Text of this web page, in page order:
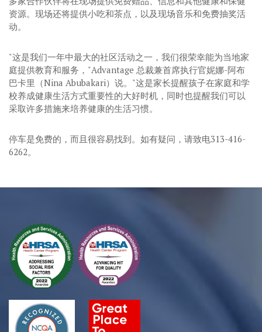
资源。现场还将提供小吃和茶点，以及现场音乐和免费抽奖活
动。
"这是我们一年中最大的社区活动之一，我们很荣幸能为当地家
庭提供教育和服务，"Advantage 总裁兼首席执行官妮娜-阿布
巴卡里（Nina Abubakari）说。"这是家长提醒孩子在家庭和学
校养成健康生活方式重要性的大好时机，同时也提醒我们可以
采取许多措施来培养健康的生活习惯。
停车是免费的，而且很容易找到。如有疑问，请致电313-416-
6262。